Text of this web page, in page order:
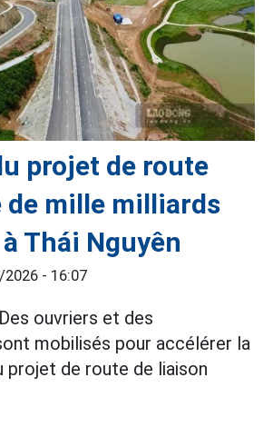
projet de route
de mille milliards
Thái Nguyên
- 16:07
ouvriers et des
mobilisés pour accélérer la
projet de route de liaison